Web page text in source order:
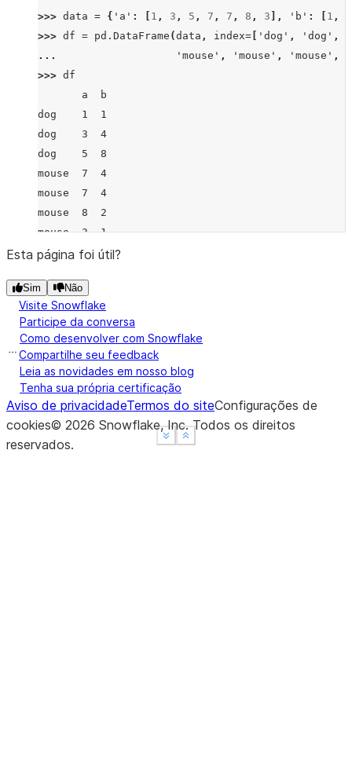
Show less
See more
>>> data = { 'a' : 1 , 3 , 5 , 7 , 7 , 8 , 3 ], 'b' : 1 ,
>>> df = pd . DataFrame (data , index= 'dog' , 'dog' ,
...
'mouse' , 'mouse' , 'mouse' ,
>>> df
       a  b
dog    1  1
dog    3  4
dog    5  8
mouse  7  4
mouse  7  4
mouse  8  2
mouse  3  1
>>> df .groupby
dog    3.0  4.0
mouse  7.0  3.0
Show less
See more
Esta página foi útil?
Sim Não
Visite Snowflake
Participe da conversa
Como desenvolver com Snowflake
Compartilhe seu feedback
Leia as novidades em nosso blog
Tenha sua própria certificação
Aviso de privacidadeTermos do siteConfigurações de
cookies© 2026 Snowflake, Inc.Todos os direitos
reservados.